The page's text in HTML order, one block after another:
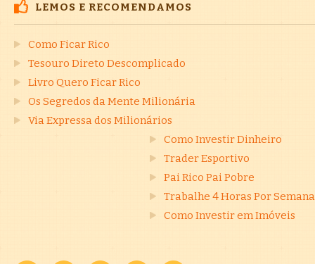
LEMOS E RECOMENDAMOS
Como Ficar Rico
Tesouro Direto Descomplicado
Livro Quero Ficar Rico
Os Segredos da Mente Milionária
Via Expressa dos Milionários
Como Investir Dinheiro
Trader Esportivo
Pai Rico Pai Pobre
Trabalhe 4 Horas Por Semana
Como Investir em Imóveis